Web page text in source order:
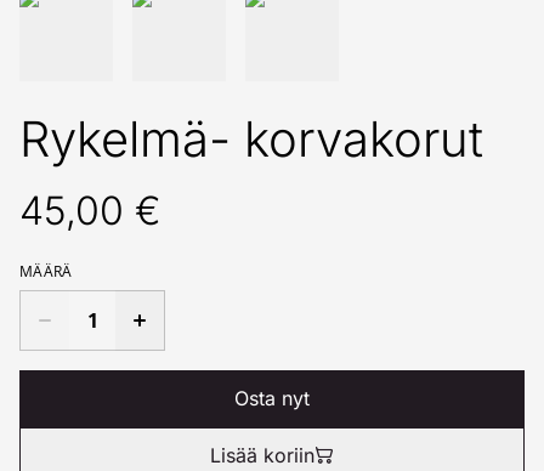
Rykelmä- korvakorut
45,00 €
MÄÄRÄ
Osta nyt
Lisää koriin